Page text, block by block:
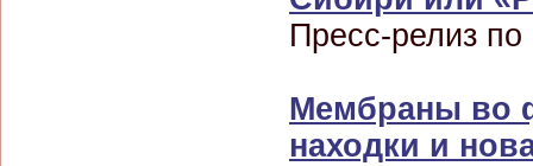
Пресс-релиз по
Мембраны во
находки и